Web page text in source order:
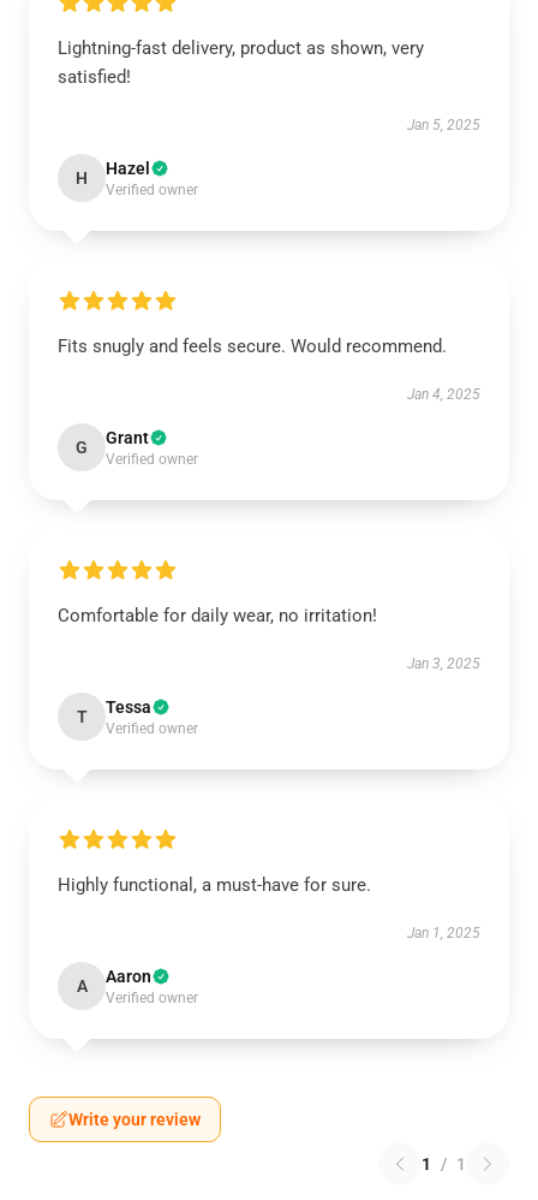
Lightning-fast delivery, product as shown, very
satisfied!
Jan 5, 2025
H Hazel
Verified owner
Fits snugly and feels secure. Would recommend.
Jan 4, 2025
G Grant
Verified owner
Comfortable for daily wear, no irritation!
Jan 3, 2025
T Tessa
Verified owner
Highly functional, a must-have for sure.
Jan 1, 2025
A Aaron
Verified owner
Write your review
1 / 1